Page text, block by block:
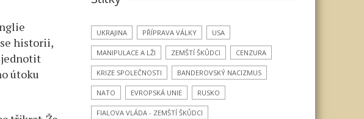
historii,
útoku
UKRAJINA PŘÍPRAVA VÁLKY USA
MANIPULACE A LŽI ZEMŠTÍ ŠKŮDCI CENZURA
KRIZE SPOLEČNOSTI BANDEROVSKÝ NACIZMUS
NATO EVROPSKÁ UNIE RUSKO
FIALOVA VLÁDA - ZEMŠTÍ ŠKŮDCI